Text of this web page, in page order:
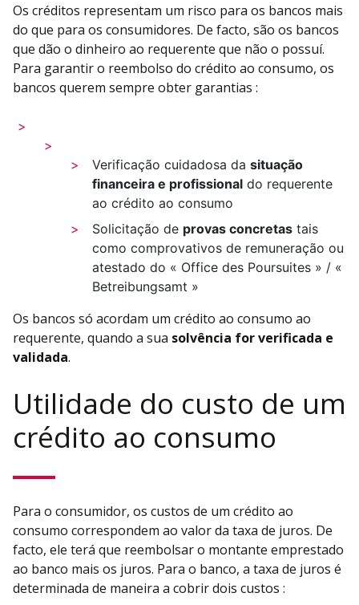
Os créditos representam um risco para os bancos mais
do que para os consumidores. De facto, são os bancos
que dão o dinheiro ao requerente que não o possuí.
Para garantir o reembolso do crédito ao consumo, os
bancos querem sempre obter garantias :
Verificação cuidadosa da situação
financeira e profissional do requerente
ao crédito ao consumo
Solicitação de provas concretas tais
como comprovativos de remuneração ou
atestado do « Office des Poursuites » / «
Betreibungsamt »
Os bancos só acordam um crédito ao consumo ao
requerente, quando a sua solvência for verificada e
validada.
Utilidade do custo de um
crédito ao consumo
Para o consumidor, os custos de um crédito ao
consumo correspondem ao valor da taxa de juros. De
facto, ele terá que reembolsar o montante emprestado
ao banco mais os juros. Para o banco, a taxa de juros é
determinada de maneira a cobrir dois custos :